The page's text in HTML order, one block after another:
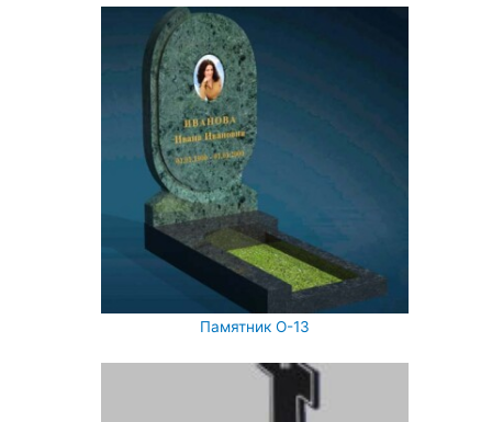
Памятник О-13